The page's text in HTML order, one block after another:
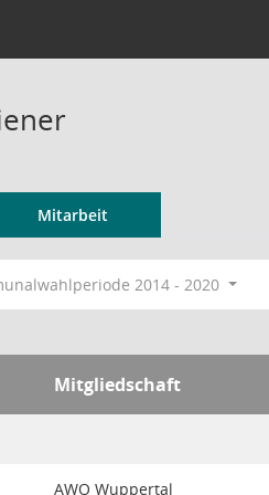
Mitarbeit
2014 - 2020
Mitgliedschaft
AWO Wuppertal